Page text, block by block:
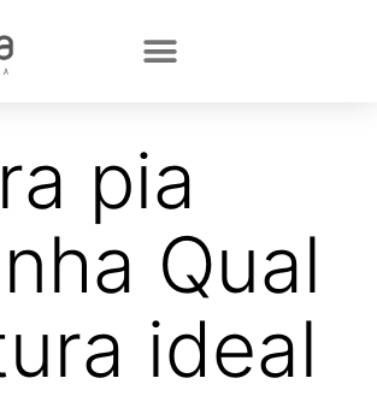
pia
Qual
ideal